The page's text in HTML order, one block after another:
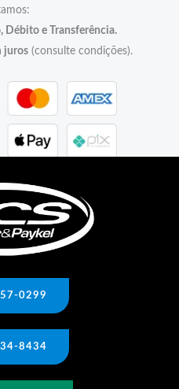
Débito e Transferência.
juros (consulte condições).
0299
8434